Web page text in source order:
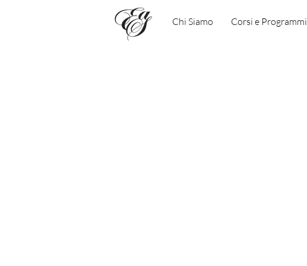
Chi Siamo Corsi e Programmi